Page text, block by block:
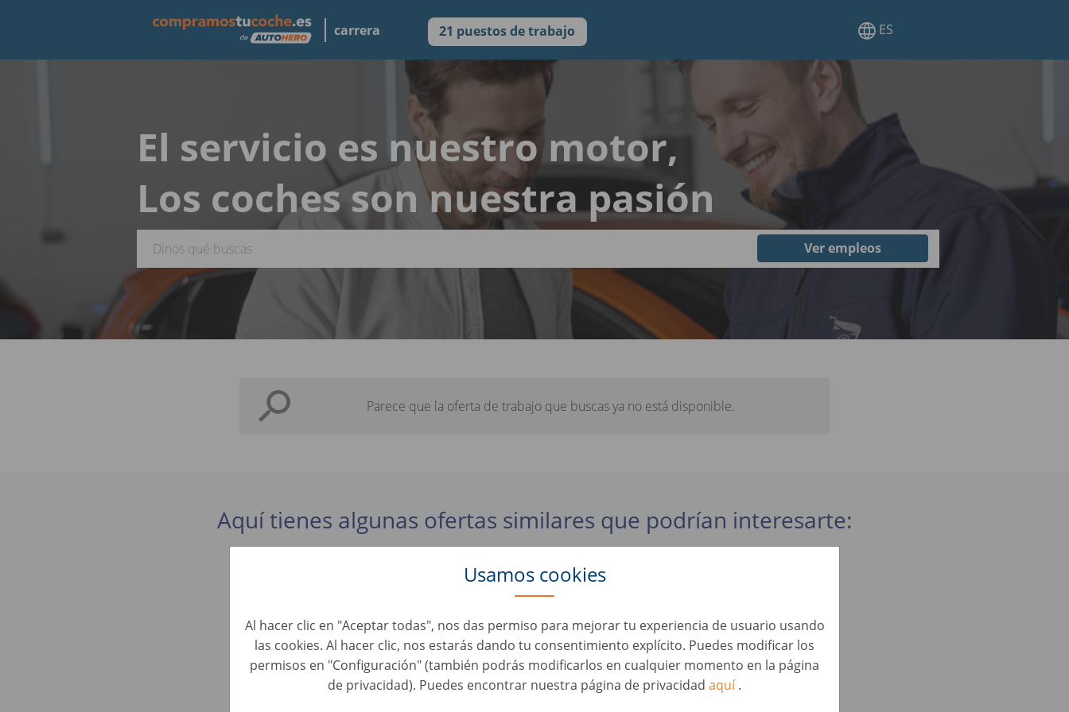
carrera 21 puestos de trabajo ES
Usamos cookies
Al hacer clic en "Aceptar todas", nos das permiso para mejorar tu experiencia de usuario usando
las cookies. Al hacer clic, nos estarás dando tu consentimiento explícito. Puedes modificar los
permisos en "Configuración" (también podrás modificarlos en cualquier momento en la página
de privacidad). Puedes encontrar nuestra página de privacidad aquí.
El servicio es nuestro motor,
Los coches son nuestra pasión
Ver empleos
Parece que la oferta de trabajo que buscas ya no está disponible.
Aquí tienes algunas ofertas similares que podrían interesarte:
Kundenberater Fahrzeugbewertung & Ankauf (m/w/d)
Perfiles de automoción • Alemania, Karlsruhe